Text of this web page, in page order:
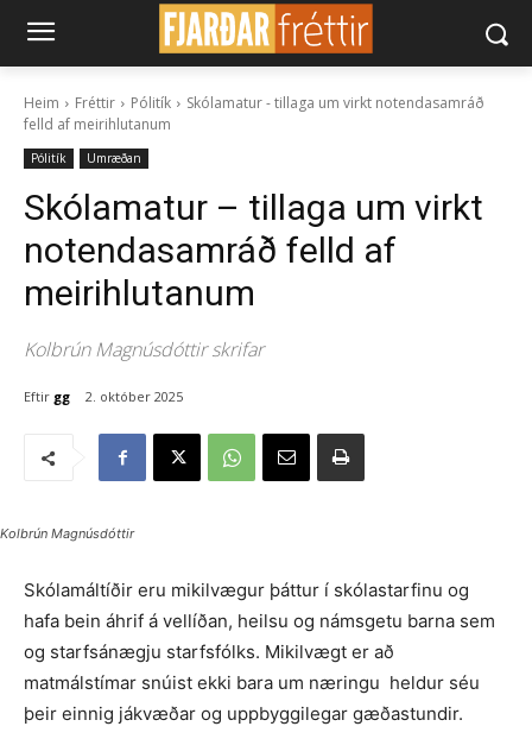
Heim Fréttir Pólitík
Skólamatur - tillaga um virkt notendasamráð
felld af meirihlutanum
Pólitík Umræðan
Skólamatur – tillaga um virkt
notendasamráð felld af
meirihlutanum
Kolbrún Magnúsdóttir skrifar
Eftir gg 2. október 2025
Kolbrún Magnúsdóttir
Skólamáltíðir eru mikilvægur þáttur í skólastarfinu og
hafa bein áhrif á vellíðan, heilsu og námsgetu barna sem
og starfsánægju starfsfólks. Mikilvægt er að
matmálstímar snúist ekki bara um næringu heldur séu
þeir einnig jákvæðar og uppbyggilegar gæðastundir.